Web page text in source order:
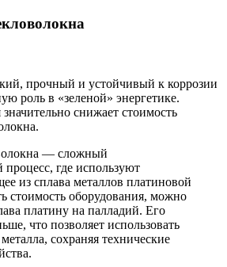
прочный и устойчивый к коррозии
роль в «зеленой» энергетике.
снижает стоимость
— сложный
где используют
из сплава металлов платиновой
стоимость оборудования, можно
платину на палладий. Его
что позволяет использовать
сохраняя технические